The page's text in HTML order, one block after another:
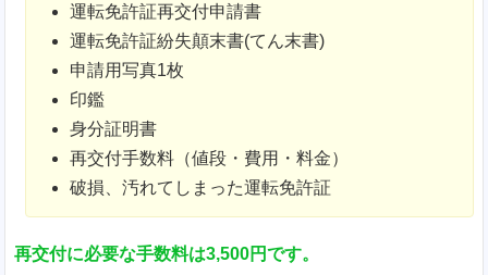
運転免許証再交付申請書
運転免許証紛失顛末書(てん末書)
申請用写真1枚
印鑑
身分証明書
再交付手数料（値段・費用・料金）
破損、汚れてしまった運転免許証
再交付に必要な手数料は3,500円です。